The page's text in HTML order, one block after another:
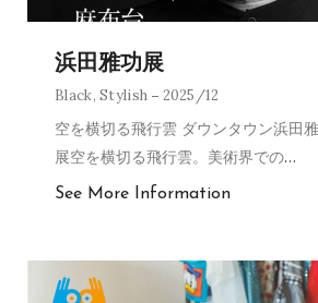
浜田雅功展
Black,Stylish 2025/12
空を横切る飛行雲 ダウンタウン浜田
展空を横切る飛行雲。美術界での…
See More Information